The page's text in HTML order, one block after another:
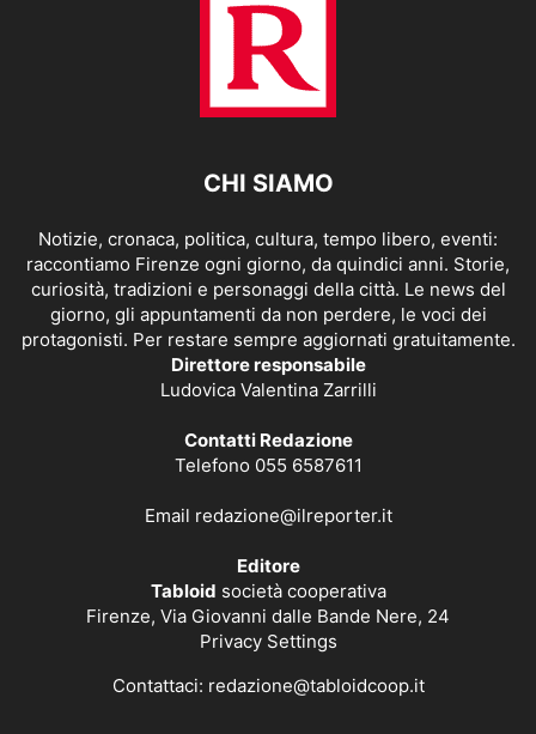
CHI SIAMO
Notizie, cronaca, politica, cultura, tempo libero, eventi:
raccontiamo Firenze ogni giorno, da quindici anni. Storie,
curiosità, tradizioni e personaggi della città. Le news del
giorno, gli appuntamenti da non perdere, le voci dei
protagonisti. Per restare sempre aggiornati gratuitamente.
Direttore responsabile
Ludovica Valentina Zarrilli
Contatti Redazione
Telefono 055 6587611
Email redazione@ilreporter.it
Editore
Tabloid società cooperativa
Firenze, Via Giovanni dalle Bande Nere, 24
Privacy Settings
Contattaci: redazione@tabloidcoop.it